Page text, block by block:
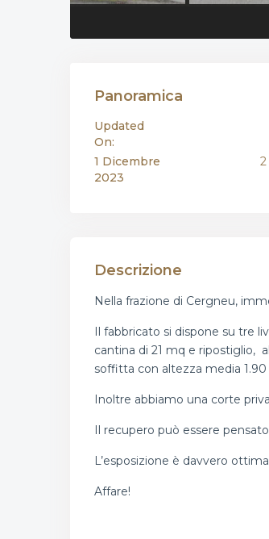
Panoramica
Updated
On:
1 Dicembre
2023
Descrizione
Nella frazione di Cergneu,
Il fabbricato si dispone su tre
cantina di 21 mq e ripostiglio,
soffitta con altezza media
Inoltre abbiamo una corte
Il recupero può essere
L’esposizione è davvero
Affare!